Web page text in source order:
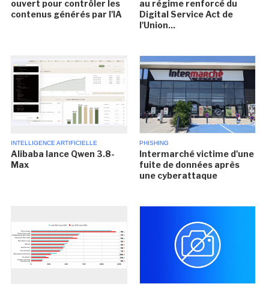
ouvert pour contrôler les
contenus générés par l'IA
au régime renforcé du
Digital Service Act de
l'Union...
INTELLIGENCE ARTIFICIELLE
Alibaba lance Qwen 3.8-
Max
PHISHING
Intermarché victime d'une
fuite de données après
une cyberattaque